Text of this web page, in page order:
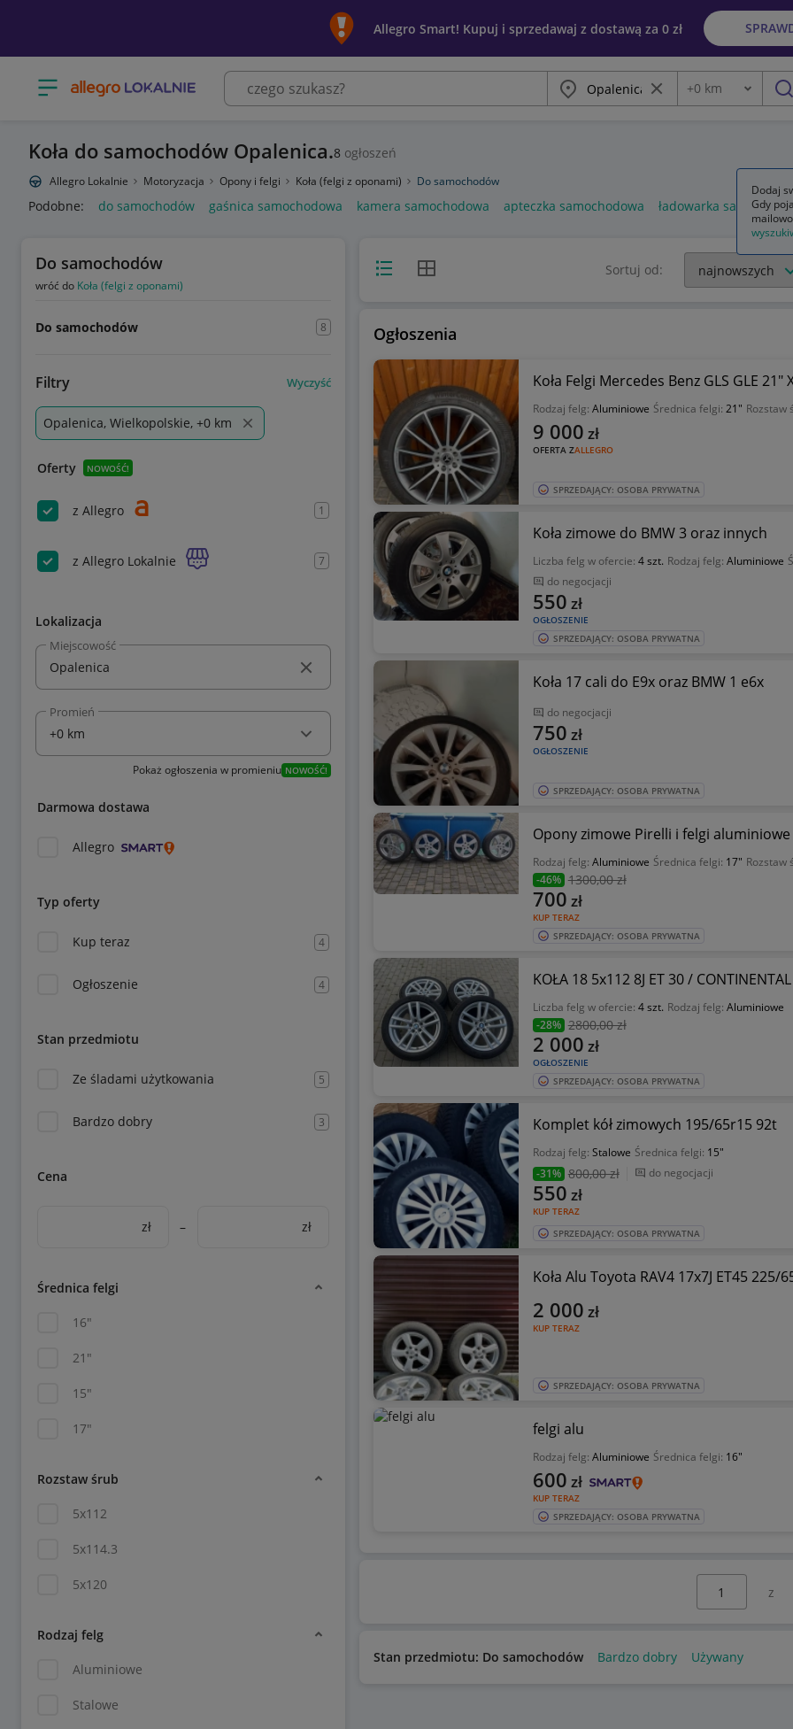
Allegro Smart! Kupuj i sprzedawaj z dostawą za 0 zł
Otwórz menu z kategoriami Miasto Wyczyść frazę
Odległość
+0 km
Koła do samochodów Opalenica.8 ogłoszeń
Allegro Lokalnie Motoryzacja Opony i felgi Koła (felgi z oponami) Do samochodów
Podobne: do samochodów gaśnica samochodowa kamera samochodowa apteczka samochodowa ładowarka
Do samochodów
wróć do Koła (felgi z oponami)
Do samochodów 8
Filtry Wyczyść
Opalenica, Wielkopolskie, +0 km
Oferty NOWOŚĆ!
z Allegro 1
z Allegro Lokalnie 7
Lokalizacja
Miejscowość
Promień
Pokaż ogłoszenia w promieniu NOWOŚĆ!
Darmowa dostawa
Allegro
Typ oferty
Kup teraz 4
Ogłoszenie 4
Stan przedmiotu
Ze śladami użytkowania 5
Bardzo dobry 3
Cena
zł – zł
Średnica felgi
16"
21"
15"
17"
Rozstaw śrub
5x112
5x114.3
5x120
Rodzaj felg
Aluminiowe
Stalowe
Widok listyWidok siatki Sortuj od:
Ogłoszenia
Koła Felgi Mercedes Benz GLS GLE
Rodzaj felg: Aluminiowe Średnica felgi: 21" Rozstaw
OFERTA ZALLEGRO
9 000 zł
SPRZEDAJĄCY: OSOBA PRYWATNA
Koła zimowe do BMW 3 oraz innych
Liczba felg w ofercie: 4 szt. Rodzaj felg: Aluminiowe
do negocjacji
OGŁOSZENIE
550 zł
SPRZEDAJĄCY: OSOBA PRYWATNA
Koła 17 cali do E9x oraz BMW 1 e6x
do negocjacji
OGŁOSZENIE
750 zł
SPRZEDAJĄCY: OSOBA PRYWATNA
Opony zimowe Pirelli i felgi
Rodzaj felg: Aluminiowe Średnica felgi: 17" Rozstaw
-46% 1300,00 zł
KUP TERAZ
700 zł
SPRZEDAJĄCY: OSOBA PRYWATNA
KOŁA 18 5x112 8J ET 30 /
Liczba felg w ofercie: 4 szt. Rodzaj felg: Aluminiowe
-28% 2800,00 zł
OGŁOSZENIE
2 000 zł
SPRZEDAJĄCY: OSOBA PRYWATNA
Komplet kół zimowych 195/65r15 92t
Rodzaj felg: Stalowe Średnica felgi: 15"
-31% 800,00 zł do negocjacji
KUP TERAZ
550 zł
SPRZEDAJĄCY: OSOBA PRYWATNA
Koła Alu Toyota RAV4 17x7J ET45 225/
KUP TERAZ
2 000 zł
SPRZEDAJĄCY: OSOBA PRYWATNA
felgi alu
Rodzaj felg: Aluminiowe Średnica felgi: 16"
KUP TERAZ
600 zł
SPRZEDAJĄCY: OSOBA PRYWATNA
z
Stan przedmiotu: Do samochodów Bardzo dobry Używany
Dodaj
Gdy